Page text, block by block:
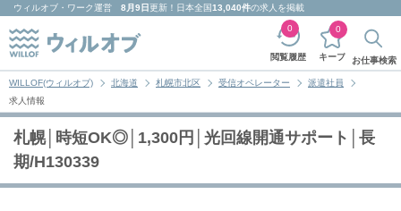
ウィルオブ・ワーク運営 8月9日更新！日本全国13,040件の求人を掲載
閲覧履歴
0
キープ
0
お仕事検索
WILLOF(ウィルオブ) 北海道 札幌市北区 受信オペレーター
派遣社員
求人情報
札幌│時短OK◎│1,300円│光回線開通サポート│長
期/H130339